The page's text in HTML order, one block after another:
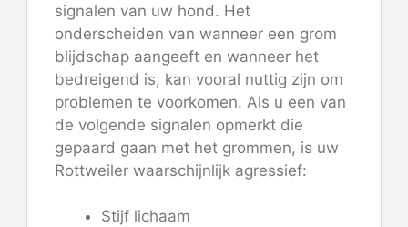
signalen van uw hond. Het
onderscheiden van wanneer een grom
blijdschap aangeeft en wanneer het
bedreigend is, kan vooral nuttig zijn om
problemen te voorkomen. Als u een van
de volgende signalen opmerkt die
gepaard gaan met het grommen, is uw
Rottweiler waarschijnlijk agressief:
Stijf lichaam